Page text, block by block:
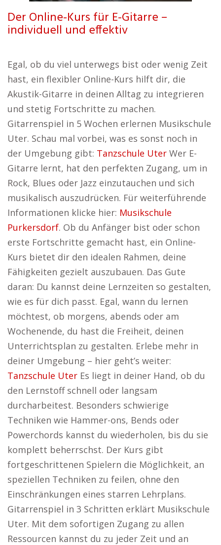
Der Online-Kurs für E-Gitarre –
individuell und effektiv
Egal, ob du viel unterwegs bist oder wenig Zeit
hast, ein flexibler Online-Kurs hilft dir, die
Akustik-Gitarre in deinen Alltag zu integrieren
und stetig Fortschritte zu machen.
Gitarrenspiel in 5 Wochen erlernen Musikschule
Uter. Schau mal vorbei, was es sonst noch in
der Umgebung gibt: Tanzschule Uter Wer E-
Gitarre lernt, hat den perfekten Zugang, um in
Rock, Blues oder Jazz einzutauchen und sich
musikalisch auszudrücken. Für weiterführende
Informationen klicke hier: Musikschule
Purkersdorf. Ob du Anfänger bist oder schon
erste Fortschritte gemacht hast, ein Online-
Kurs bietet dir den idealen Rahmen, deine
Fähigkeiten gezielt auszubauen. Das Gute
daran: Du kannst deine Lernzeiten so gestalten,
wie es für dich passt. Egal, wann du lernen
möchtest, ob morgens, abends oder am
Wochenende, du hast die Freiheit, deinen
Unterrichtsplan zu gestalten. Erlebe mehr in
deiner Umgebung – hier geht’s weiter:
Tanzschule Uter Es liegt in deiner Hand, ob du
den Lernstoff schnell oder langsam
durcharbeitest. Besonders schwierige
Techniken wie Hammer-ons, Bends oder
Powerchords kannst du wiederholen, bis du sie
komplett beherrschst. Der Kurs gibt
fortgeschrittenen Spielern die Möglichkeit, an
speziellen Techniken zu feilen, ohne den
Einschränkungen eines starren Lehrplans.
Gitarrenspiel in 3 Schritten erklärt Musikschule
Uter. Mit dem sofortigen Zugang zu allen
Ressourcen kannst du zu jeder Zeit und an